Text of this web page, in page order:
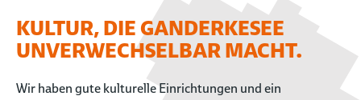
KULTUR, DIE GANDERKESEE
UNVERWECHSELBAR MACHT.
Wir haben gute kulturelle Einrichtungen und ein